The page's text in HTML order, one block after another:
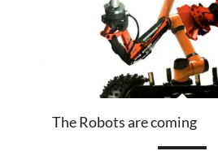
The Robots are coming